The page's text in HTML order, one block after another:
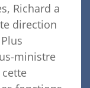
Richard a
direction
ministre